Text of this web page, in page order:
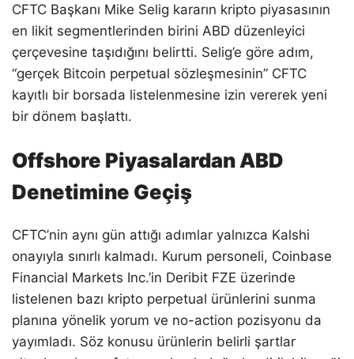
CFTC Başkanı Mike Selig kararın kripto piyasasının
en likit segmentlerinden birini ABD düzenleyici
çerçevesine taşıdığını belirtti. Selig’e göre adım,
“gerçek Bitcoin perpetual sözleşmesinin” CFTC
kayıtlı bir borsada listelenmesine izin vererek yeni
bir dönem başlattı.
Offshore Piyasalardan ABD
Denetimine Geçiş
CFTC’nin aynı gün attığı adımlar yalnızca Kalshi
onayıyla sınırlı kalmadı. Kurum personeli, Coinbase
Financial Markets Inc.’in Deribit FZE üzerinde
listelenen bazı kripto perpetual ürünlerini sunma
planına yönelik yorum ve no-action pozisyonu da
yayımladı. Söz konusu ürünlerin belirli şartlar